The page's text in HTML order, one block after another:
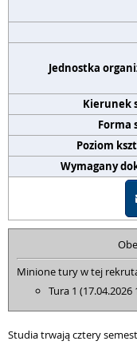
Jednostka
Kierunek
Forma
Poziom
Wymagany
Minione tury w tej
Tura 1 (17.04.2026
Studia trwają cztery